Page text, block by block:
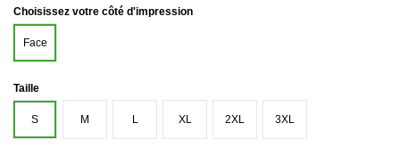
Choisissez votre côté d'impression
Face
Taille
S M L XL 2XL 3XL